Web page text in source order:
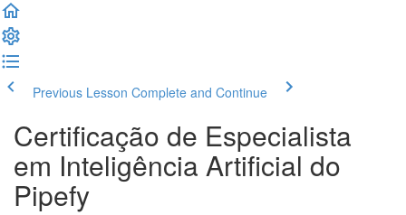
Previous Lesson Complete and Continue
Certificação de Especialista
em Inteligência Artificial do
Pipefy